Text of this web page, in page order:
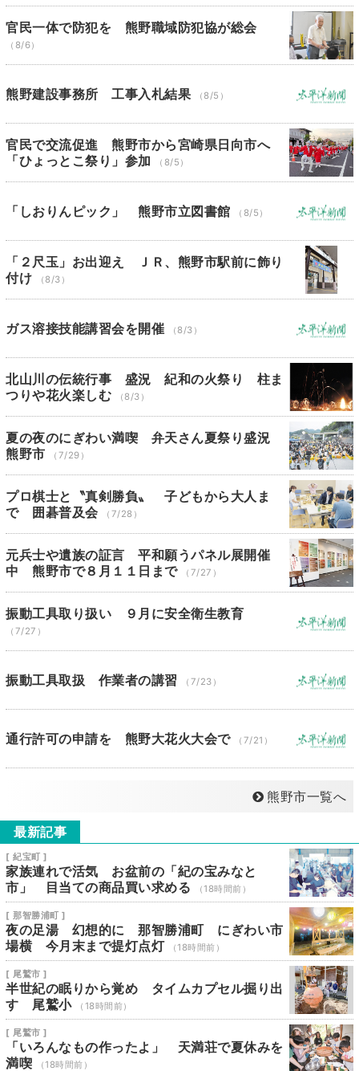
官民一体で防犯を 熊野職域防犯協が総会
（8/6）
熊野建設事務所 工事入札結果 （8/5）
官民で交流促進 熊野市から宮崎県日向市へ
「ひょっとこ祭り」参加
（8/5）
「しおりんピック」 熊野市立図書館 （8/5）
「２尺玉」お出迎え ＪＲ、熊野市駅前に飾り
付け
（8/3）
ガス溶接技能講習会を開催 （8/3）
北山川の伝統行事 盛況 紀和の火祭り 柱ま
つりや花火楽しむ
（8/3）
夏の夜のにぎわい満喫 弁天さん夏祭り盛況
熊野市
（7/29）
プロ棋士と〝真剣勝負〟 子どもから大人ま
で 囲碁普及会
（7/28）
元兵士や遺族の証言 平和願うパネル展開催
中 熊野市で８月１１日まで
（7/27）
振動工具取り扱い ９月に安全衛生教育
（7/27）
振動工具取扱 作業者の講習 （7/23）
通行許可の申請を 熊野大花火大会で （7/21）
熊野市一覧へ
最新記事
[ 紀宝町 ]
家族連れで活気 お盆前の「紀の宝みなと
市」 目当ての商品買い求める
（18時間前）
[ 那智勝浦町 ]
夜の足湯 幻想的に 那智勝浦町 にぎわい市
場横 今月末まで提灯点灯
（18時間前）
[ 尾鷲市 ]
半世紀の眠りから覚め タイムカプセル掘り出
す 尾鷲小
（18時間前）
[ 尾鷲市 ]
「いろんなもの作ったよ」 天満荘で夏休みを
満喫
（18時間前）